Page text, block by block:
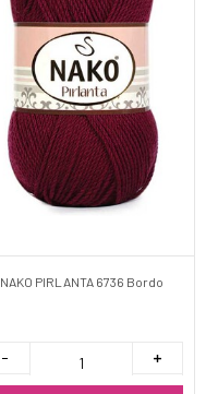
NAKO PIRLANTA 6736 Bordo